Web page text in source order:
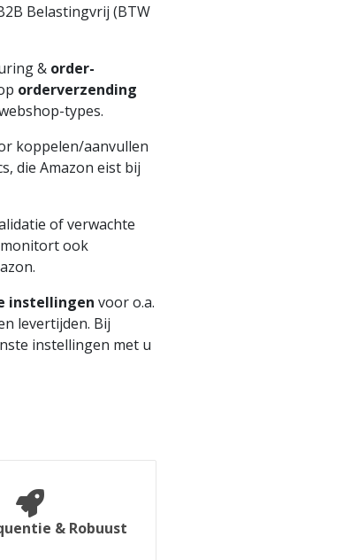
Belastingvrij (BTW
& order-
orderverzending
types.
koppelen/aanvullen
die Amazon eist bij
of verwachte
monitort ook
instellingen voor o.a.
levertijden. Bij
instellingen met u
& Robuust